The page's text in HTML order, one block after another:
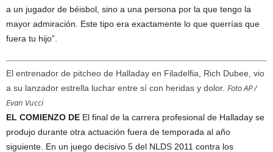
a un jugador de béisbol, sino a una persona por la que tengo la
mayor admiración. Este tipo era exactamente lo que querrías que
fuera tu hijo”.
El entrenador de pitcheo de Halladay en Filadelfia, Rich Dubee, vio
a su lanzador estrella luchar entre sí con heridas y dolor. Foto AP /
Evan Vucci
EL COMIENZO DE El final de la carrera profesional de Halladay se
produjo durante otra actuación fuera de temporada al año
siguiente. En un juego decisivo 5 del NLDS 2011 contra los